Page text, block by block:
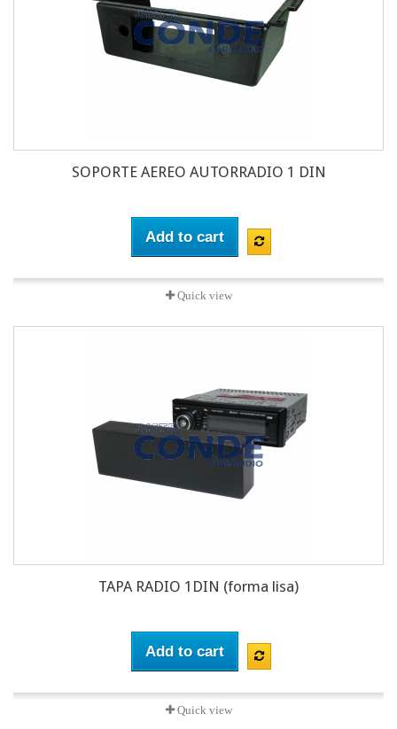
SOPORTE AEREO AUTORRADIO 1 DIN
Add to cart
Quick view
TAPA RADIO 1DIN (forma lisa)
Add to cart
Quick view